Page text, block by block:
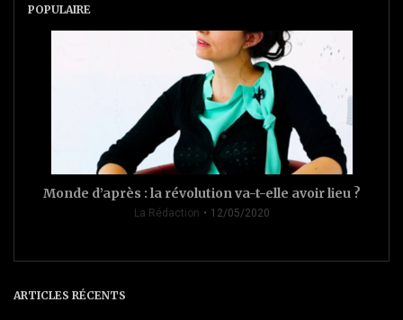
POPULAIRE
Monde d’après : la révolution va-t-elle avoir lieu ?
La Rédaction 12/05/2020
ARTICLES RÉCENTS